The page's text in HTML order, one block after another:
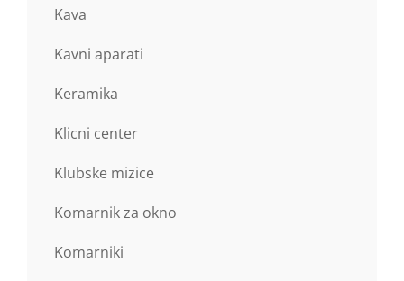
Kava
Kavni aparati
Keramika
Klicni center
Klubske mizice
Komarnik za okno
Komarniki